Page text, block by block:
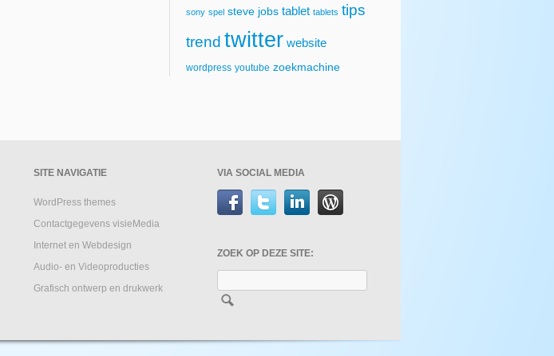
sony spel steve jobs tablet tablets tips
trend twitter website
wordpress youtube zoekmachine
SITE NAVIGATIE
WordPress themes
Contactgegevens visieMedia
Internet en Webdesign
Audio- en Videoproducties
Grafisch ontwerp en drukwerk
VIA SOCIAL MEDIA
ZOEK OP DEZE SITE: